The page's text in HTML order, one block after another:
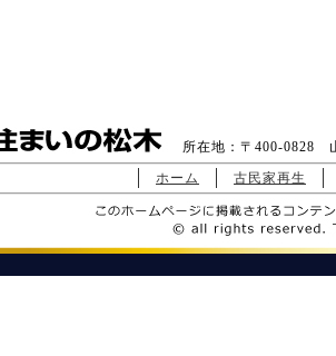
所在地：〒400-0828
ホーム
古民家再生